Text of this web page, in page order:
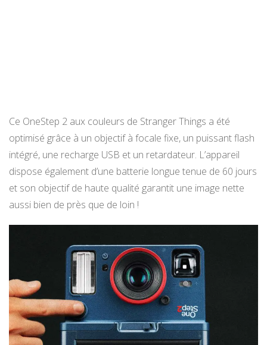
Ce OneStep 2 aux couleurs de Stranger Things a été
optimisé grâce à un objectif à focale fixe, un puissant flash
intégré, une recharge USB et un retardateur. L’appareil
dispose également d’une batterie longue tenue de 60 jours
et son objectif de haute qualité garantit une image nette
aussi bien de près que de loin !